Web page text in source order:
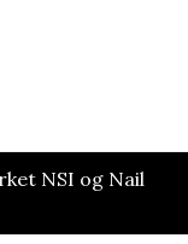
NSI og Nail